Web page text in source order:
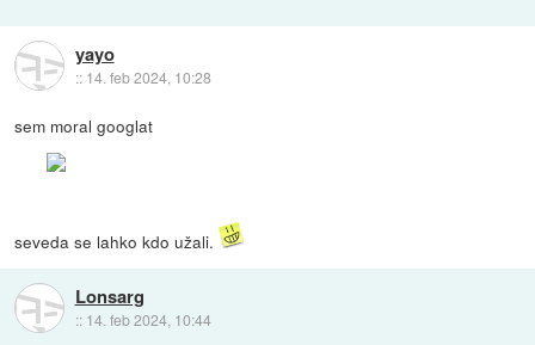
yayo
:: 14. feb 2024, 10:28
sem moral googlat
seveda se lahko kdo užali.
Lonsarg
:: 14. feb 2024, 10:44